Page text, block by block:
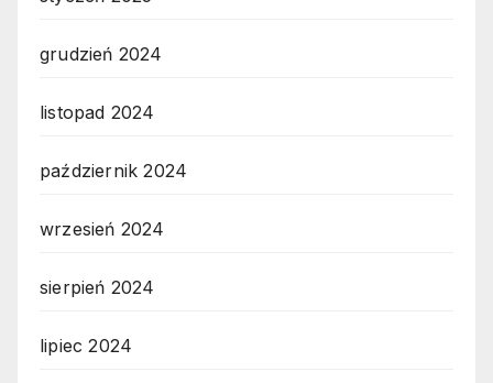
grudzień 2024
listopad 2024
październik 2024
wrzesień 2024
sierpień 2024
lipiec 2024